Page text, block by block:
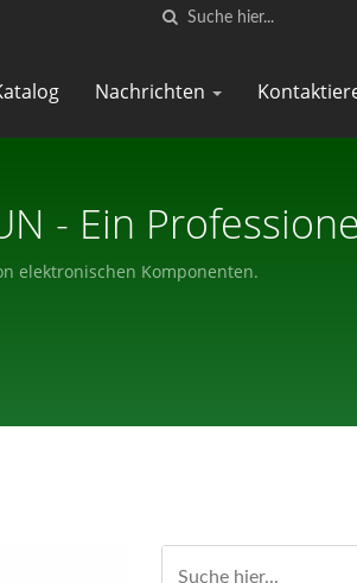
Nachrichten
- Ein
elektronischen Komponenten.